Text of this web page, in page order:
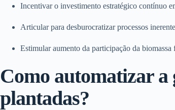
Incentivar o investimento estratégico contínuo
Articular para desburocratizar processos
Estimular aumento da participação da
Como automatizar a
plantadas?